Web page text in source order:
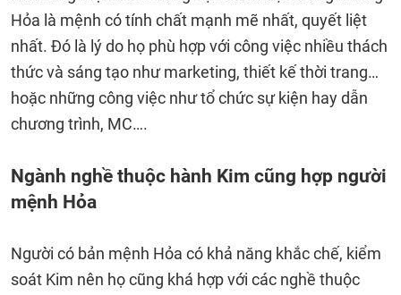
Hỏa là mệnh có tính chất mạnh mẽ nhất, quyết liệt
nhất. Đó là lý do họ phù hợp với công việc nhiều thách
thức và sáng tạo như marketing, thiết kế thời trang…
hoặc những công việc như tổ chức sự kiện hay dẫn
chương trình, MC….
Ngành nghề thuộc hành Kim cũng hợp người
mệnh Hỏa
Người có bản mệnh Hỏa có khả năng khắc chế, kiểm
soát Kim nên họ cũng khá hợp với các nghề thuộc